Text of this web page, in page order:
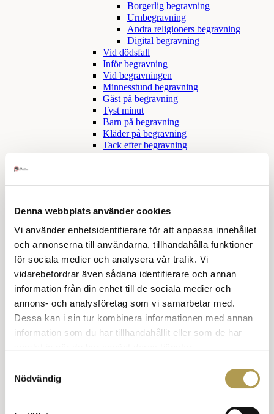
Denna webbplats använder cookies
Vi använder enhetsidentifierare för att anpassa innehållet
och annonserna till användarna, tillhandahålla funktioner
för sociala medier och analysera vår trafik. Vi
vidarebefordrar även sådana identifierare och annan
information från din enhet till de sociala medier och
annons- och analysföretag som vi samarbetar med.
Dessa kan i sin tur kombinera informationen med annan
information som du har tillhandahållit eller som de har
Nödvändig
Borgerlig begravning
Urnbegravning
Andra religioners begravning
Digital begravning
Vid dödsfall
Inför begravning
Vid begravningen
Minnesstund begravning
Gäst på begravning
Tyst minut
Barn på begravning
Kläder på begravning
Tack efter begravning
Högtidsdräkt och frack
Frack
Balklänning
Smoking och aftonklänning
Smoking för honom
Smoking eller aftonklänning
Mörk kostym och klänning